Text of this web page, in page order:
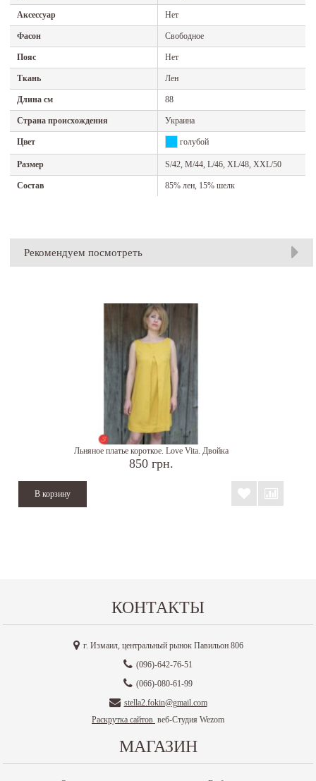
Аксессуар Нет
Фасон Свободное
Пояс Нет
Ткань Лен
Длина см 88
Страна происхождения Украина
Цвет голубой
Размер S/42, M/44, L/46, XL/48, XXL/50
Состав 85% лен, 15% шелк
Рекомендуем посмотреть
Льняное платье короткое. Love Vita. Двойка
850 грн.
КОНТАКТЫ
г. Измаил, центральный рынок Павильон 806
(096)-642-76-51
(066)-080-61-99
stella2.fokin@gmail.com
Раскрутка сайтов веб-Студия Wezom
МАГАЗИН